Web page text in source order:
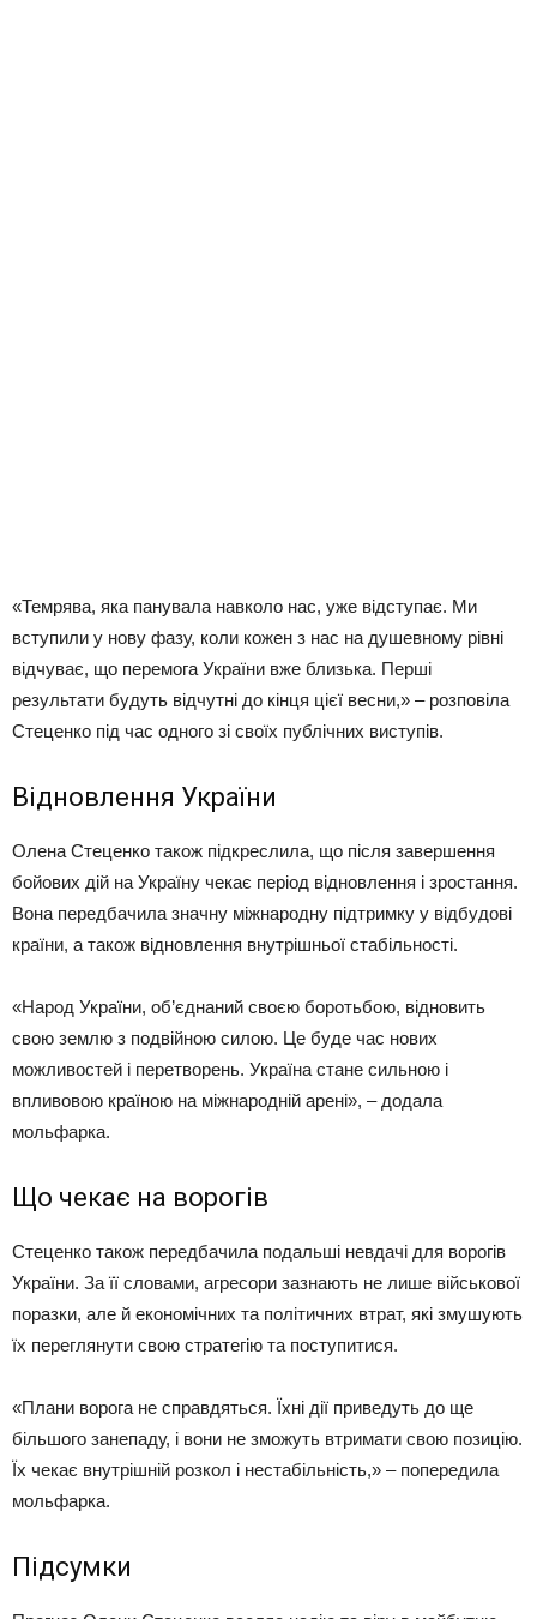
«Темрява, яка панувала навколо нас, уже відступає. Ми
вступили у нову фазу, коли кожен з нас на душевному рівні
відчуває, що перемога України вже близька. Перші
результати будуть відчутні до кінця цієї весни,» – розповіла
Стеценко під час одного зі своїх публічних виступів.
Відновлення України
Олена Стеценко також підкреслила, що після завершення
бойових дій на Україну чекає період відновлення і зростання.
Вона передбачила значну міжнародну підтримку у відбудові
країни, а також відновлення внутрішньої стабільності.
«Народ України, об’єднаний своєю боротьбою, відновить
свою землю з подвійною силою. Це буде час нових
можливостей і перетворень. Україна стане сильною і
впливовою країною на міжнародній арені», – додала
мольфарка.
Що чекає на ворогів
Стеценко також передбачила подальші невдачі для ворогів
України. За її словами, агресори зазнають не лише військової
поразки, але й економічних та політичних втрат, які змушують
їх переглянути свою стратегію та поступитися.
«Плани ворога не справдяться. Їхні дії приведуть до ще
більшого занепаду, і вони не зможуть втримати свою позицію.
Їх чекає внутрішній розкол і нестабільність,» – попередила
мольфарка.
Підсумки